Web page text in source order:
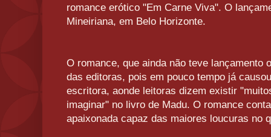
romance erótico "Em Carne Viva". O
Mineiriana, em Belo Horizonte.
O romance, que ainda não teve lançamento
das editoras, pois em pouco tempo já
escritora, aonde leitoras dizem existir
imaginar" no livro de Madu. O romance
apaixonada capaz das maiores loucuras no